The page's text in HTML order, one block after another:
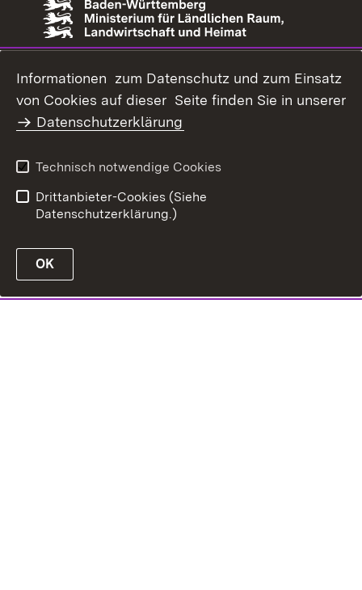
Informationen zum Datenschutz und zum Einsatz
von Cookies auf dieser Seite finden Sie in unserer
Datenschutzerklärung
Technisch notwendige Cookies
Drittanbieter-Cookies (Siehe
Datenschutzerklärung.)
OK